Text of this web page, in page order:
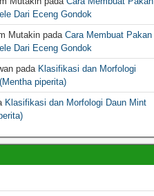
Dari Eceng Gondok
Mutakinpada Cara Membuat Pakan
Dari Eceng Gondok
pada Klasifikasi dan Morfologi
piperita)
Klasifikasi dan Morfologi Daun Mint